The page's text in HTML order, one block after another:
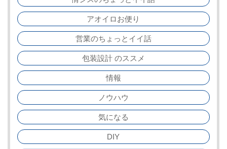
アオイロお便り
営業のちょっとイイ話
包装設計 のススメ
情報
ノウハウ
気になる
DIY